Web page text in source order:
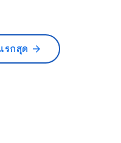
รกสุด arrow_forward